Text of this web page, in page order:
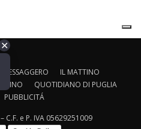
IL MESSAGGERO
IL MATTINO
QUOTIDIANO DI PUGLIA
PUBBLICITÁ
– C.F. e P. IVA 05629251009
✕